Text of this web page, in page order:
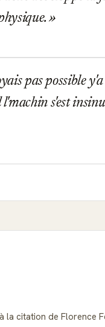
pas possible
s'est
citation de Florence